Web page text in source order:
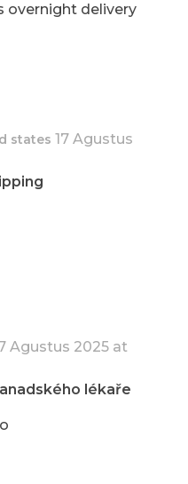
overnight delivery
states 17 Agustus
Agustus 2025 at
lékaře